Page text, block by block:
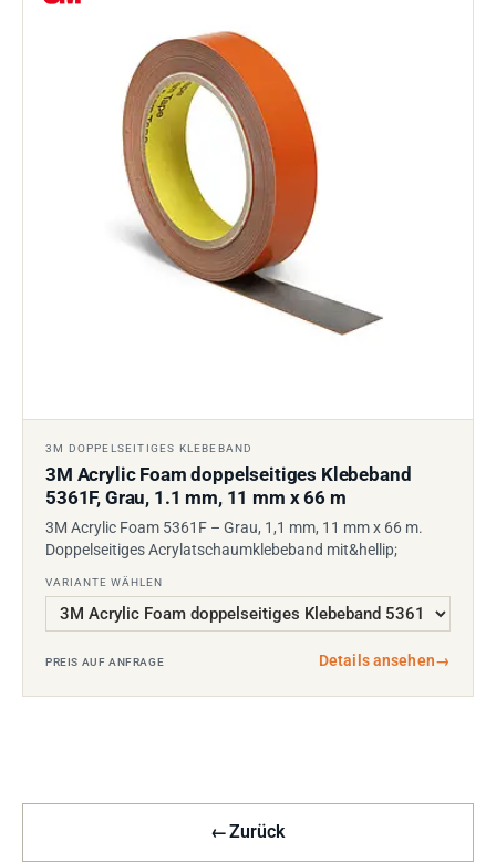
3M DOPPELSEITIGES KLEBEBAND
3M Acrylic Foam doppelseitiges Klebeband
5361F, Grau, 1.1 mm, 11 mm x 66 m
3M Acrylic Foam 5361F – Grau, 1,1 mm, 11 mm x 66 m.
Doppelseitiges Acrylatschaumklebeband mit&hellip;
VARIANTE WÄHLEN
PREIS AUF ANFRAGE Details ansehen→
←Zurück